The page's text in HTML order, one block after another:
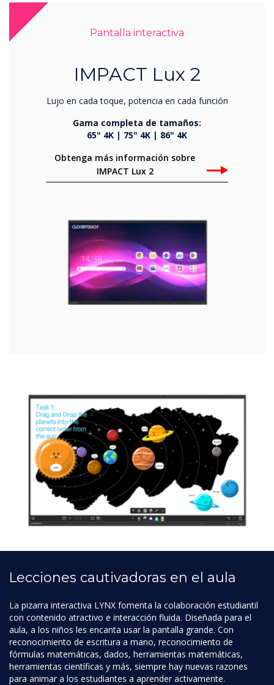
Pantalla interactiva
IMPACT Lux 2
Lujo en cada toque, potencia en cada función
Gama completa de tamaños:
65" 4K | 75" 4K | 86" 4K
Obtenga más información sobre
IMPACT Lux 2
Lecciones cautivadoras en el aula
La pizarra interactiva LYNX fomenta la colaboración estudiantil
con contenido atractivo e interacción fluida. Diseñada para el
aula, a los niños les encanta usar la pantalla grande. Con
reconocimiento de escritura a mano, reconocimiento de
fórmulas matemáticas, dados, herramientas matemáticas,
herramientas científicas y más, siempre hay nuevas razones
para animar a los estudiantes a aprender activamente.